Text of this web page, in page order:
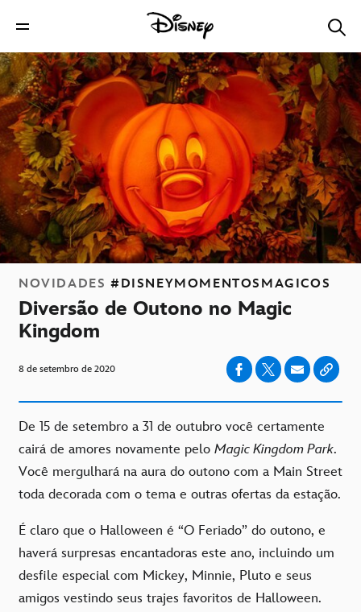
NOVIDADES #DISNEYMOMENTOSMAGICOS
Diversão de Outono no Magic
Kingdom
8 de setembro de 2020
De 15 de setembro a 31 de outubro você certamente
cairá de amores novamente pelo Magic Kingdom Park.
Você mergulhará na aura do outono com a Main Street
toda decorada com o tema e outras ofertas da estação.
É claro que o Halloween é “O Feriado” do outono, e
haverá surpresas encantadoras este ano, incluindo um
desfile especial com Mickey, Minnie, Pluto e seus
amigos vestindo seus trajes favoritos de Halloween.